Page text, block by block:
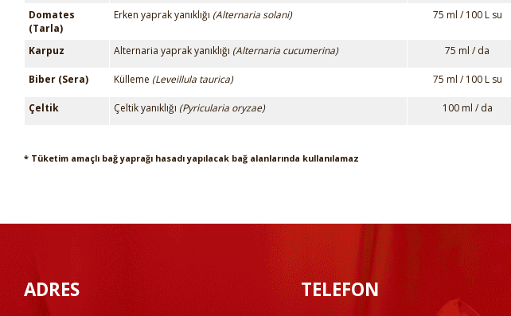
Domates
(Tarla)
Erken yaprak yanıklığı (Alternaria solani) 75 ml / 100 L su
Karpuz Alternaria yaprak yanıklığı (Alternaria cucumerina) 75 ml / da
Biber (Sera) Külleme (Leveillula taurica) 75 ml / 100 L su
Çeltik Çeltik yanıklığı (Pyricularia oryzae) 100 ml / da
* Tüketim amaçlı bağ yaprağı hasadı yapılacak bağ alanlarında kullanılamaz
ADRES TELEFON